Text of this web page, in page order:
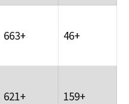
663+ 46+
621+ 159+